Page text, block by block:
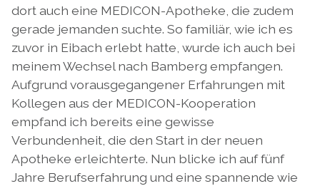
dort auch eine MEDICON-Apotheke, die zudem
gerade jemanden suchte. So familiär, wie ich es
zuvor in Eibach erlebt hatte, wurde ich auch bei
meinem Wechsel nach Bamberg empfangen.
Aufgrund vorausgegangener Erfahrungen mit
Kollegen aus der MEDICON-Kooperation
empfand ich bereits eine gewisse
Verbundenheit, die den Start in der neuen
Apotheke erleichterte. Nun blicke ich auf fünf
Jahre Berufserfahrung und eine spannende wie